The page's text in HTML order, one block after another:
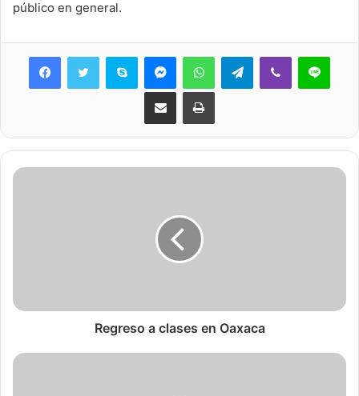
público en general.
Skype MessengerWhatsAppTelegramViber Line
Share via Email Print
Regreso a clases en Oaxaca